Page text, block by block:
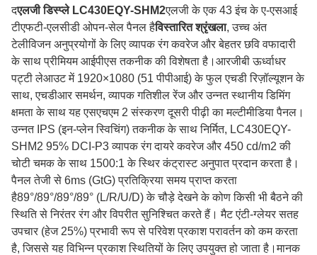
दएलजी डिस्प्ले LC430EQY-SHM2एलजी के एक 43 इंच के ए-एसआई
टीएफटी-एलसीडी ओपन-सेल पैनल हैविस्तारित श्रृंखला, उच्च अंत
टेलीविजन अनुप्रयोगों के लिए व्यापक रंग कवरेज और बेहतर छवि वफादारी
के साथ प्रीमियम आईपीएस तकनीक की विशेषता है।आरजीबी ऊर्ध्वाधर
पट्टी लेआउट में 1920×1080 (51 पीपीआई) के फुल एचडी रिज़ॉल्यूशन के
साथ, एचडीआर समर्थन, व्यापक गतिशील रेंज और उन्नत स्थानीय डिमिंग
क्षमता के साथ यह एसएचएम 2 संस्करण दूसरी पीढ़ी का मल्टीमीडिया पैनल।
उन्नत IPS (इन-प्लेन स्विचिंग) तकनीक के साथ निर्मित, LC430EQY-
SHM2 95% DCI-P3 व्यापक रंग दायरे कवरेज और 450 cd/m2 की
चोटी चमक के साथ 1500:1 के स्थिर कंट्रास्ट अनुपात प्रदान करता है।
पैनल तेजी से 6ms (GtG) प्रतिक्रिया समय प्राप्त करता
है89°/89°/89°/89° (L/R/U/D) के चौड़े देखने के कोण किसी भी बैठने की
स्थिति से निरंतर रंग और विपरीत सुनिश्चित करते हैं। मैट एंटी-ग्लेयर सतह
उपचार (हेज 25%) प्रभावी रूप से परिवेश प्रकाश परावर्तन को कम करता
है, जिससे यह विभिन्न प्रकाश स्थितियों के लिए उपयुक्त हो जाता है।मानक